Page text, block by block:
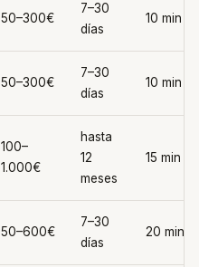
50–300€
7–30
días
10 min
50–300€
7–30
días
10 min
100–
1.000€
hasta
12
meses
15 min
50–600€
7–30
días
20 min